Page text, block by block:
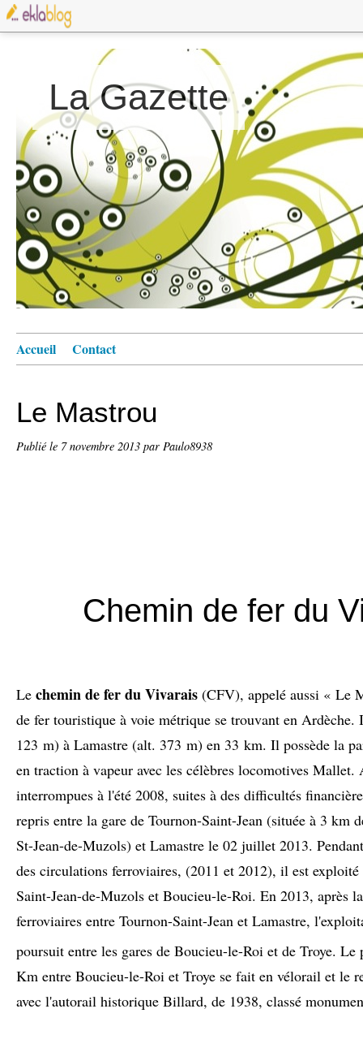
La Gazette
Accueil Contact
Le Mastrou
Publié le 7 novembre 2013 par Paulo8938
Chemin de fer du
Le chemin de fer du Vivarais (CFV), appelé aussi « Le
de fer touristique à voie métrique se trouvant en
123 m) à Lamastre (alt. 373 m) en 33 km. Il possède la
en traction à vapeur avec les célèbres locomotives Mallet.
interrompues à l'été 2008, suites à des difficultés
repris entre la gare de Tournon-Saint-Jean (située à 3 km
St-Jean-de-Muzols) et Lamastre le 02 juillet 2013.
des circulations ferroviaires, (2011 et 2012), il est exploité
Saint-Jean-de-Muzols et Boucieu-le-Roi. En 2013, après
ferroviaires entre Tournon-Saint-Jean et Lamastre,
poursuit entre les gares de Boucieu-le-Roi et de Troye. Le
Km entre Boucieu-le-Roi et Troye se fait en vélorail et le
avec l'autorail historique Billard, de 1938, classé